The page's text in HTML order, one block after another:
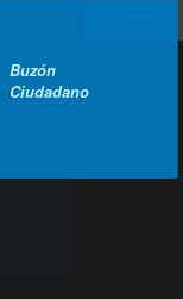
Buzón
Ciudadano